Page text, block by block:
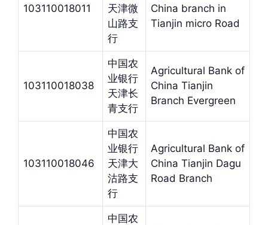
103110018011
天津微
山路支
行
China branch in
Tianjin micro Road
103110018038
中国农
业银行
天津长
青支行
Agricultural Bank of
China Tianjin
Branch Evergreen
103110018046
中国农
业银行
天津大
沽路支
行
Agricultural Bank of
China Tianjin Dagu
Road Branch
中国农